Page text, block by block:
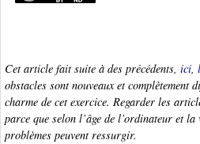
Cet article fait suite à des précédents, ici,
obstacles sont nouveaux et complètement
charme de cet exercice. Regarder les
parce que selon l’âge de l’ordinateur et la
problèmes peuvent ressurgir.